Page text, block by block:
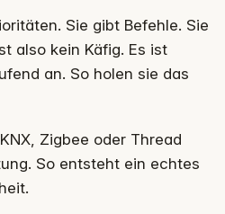
Sie gibt Befehle. Sie
also kein Käfig. Es ist
an. So holen sie das
Zigbee oder Thread
So entsteht ein echtes